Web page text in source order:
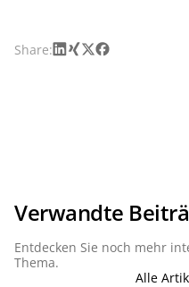
Share:LinkedIn
Xing
X Facebook
Verwandte
Entdecken Sie noch mehr
Thema.
Alle